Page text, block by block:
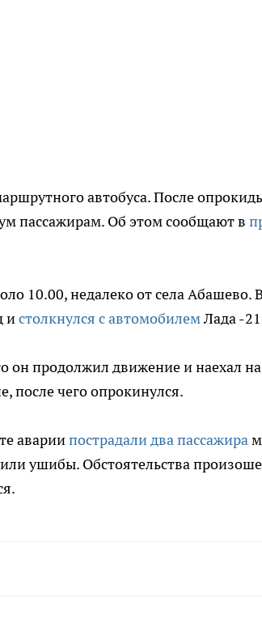
автобуса. После
пассажирам. Об этом сообщают в
10.00, недалеко от села Абашево.
истолкнулся с автомобилемЛада -
он продолжил движение и наехал
после чего опрокинулся.
авариипострадали два пассажира
ушибы. Обстоятельства